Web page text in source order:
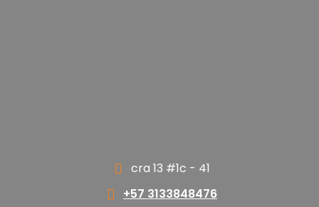
cra 13 #1c - 41
+57 3133848476